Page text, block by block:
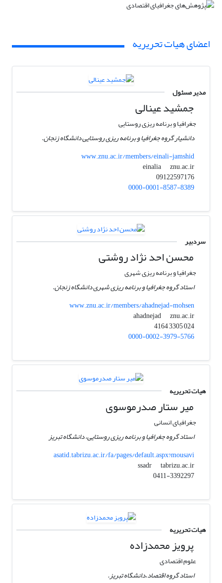
اعضای هیات تحریریه
مدیر مسئول
جمشید عینالی
جغرافیا و برنامه ریزی روستایی
دانشیار گروه جغرافیا و برنامه ریزی روستایی دانشگاه زنجان.
www.znu.ac.ir/members/einali-jamshid
einalia
znu.ac.ir
09122597176
0000-0001-8587-8389
سردبیر
محسن احد نژاد روشتی
جغرافیا و برنامه ریزی شهری
استاد گروه جغرافیا و برنامه ریزی شهری دانشگاه زنجان.
www.znu.ac.ir/members/ahadnejad-mohsen
ahadnejad
znu.ac.ir
024 3305 4164
0000-0002-3979-5766
هیات تحریریه
میر ستار صدرموسوی
جغرافیای انسانی
استاد گروه جغرافیا و برنامه ریزی روستایی، دانشگاه تبریز
asatid.tabrizu.ac.ir/fa/pages/default.aspx?mousavi
ssadr
tabrizu.ac.ir
0411-3392297
هیات تحریریه
پرویز محمدزاده
علوم اقتصادی
استاد گروه اقتصاد،دانشگاه تبریز.